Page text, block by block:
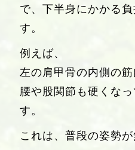
で、下半身にかかる
す。
例えば、
左の肩甲骨の内側の
腰や股関節も硬くな
す。
これは、普段の姿勢